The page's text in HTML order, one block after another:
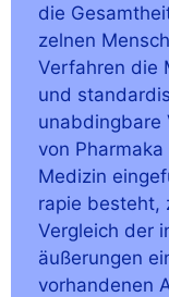
die
zel­nen
Ver­fah­ren die
und
unab­ding­ba­re
von
Medi­zin
ra­pie besteht,
Ver­gleich der
äu­ße­run­gen
vor­han­de­nen